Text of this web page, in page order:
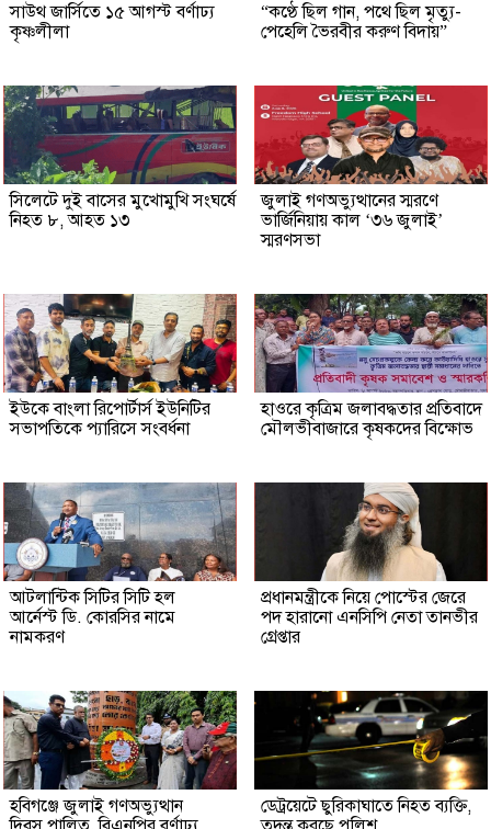
সাউথ জার্সিতে ১৫ আগস্ট বর্ণাঢ্য
কৃষ্ণলীলা
“কণ্ঠে ছিল গান, পথে ছিল মৃত্যু-
পেহেলি ভৈরবীর করুণ বিদায়”
সিলেটে দুই বাসের মুখোমুখি সংঘর্ষে
নিহত ৮, আহত ১৩
জুলাই গণঅভ্যুত্থানের স্মরণে
ভার্জিনিয়ায় কাল ‘৩৬ জুলাই’
স্মরণসভা
ইউকে বাংলা রিপোর্টার্স ইউনিটির
সভাপতিকে প্যারিসে সংবর্ধনা
হাওরে কৃত্রিম জলাবদ্ধতার প্রতিবাদে
মৌলভীবাজারে কৃষকদের বিক্ষোভ
আটলান্টিক সিটির সিটি হল
আর্নেস্ট ডি. কোরসির নামে
নামকরণ
প্রধানমন্ত্রীকে নিয়ে পোস্টের জেরে
পদ হারানো এনসিপি নেতা তানভীর
গ্রেপ্তার
হবিগঞ্জে জুলাই গণঅভ্যুত্থান
ডেট্রয়েটে ছুরিকাঘাতে নিহত ব্যক্তি,